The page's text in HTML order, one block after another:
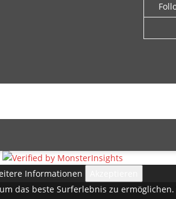
Informationen
das beste Surferlebnis zu